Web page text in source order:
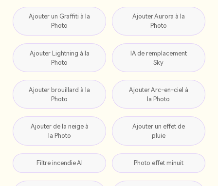
Ajouter un Graffiti à la
Photo
Ajouter Aurora à la
Photo
Ajouter Lightning à la
Photo
IA de remplacement
Sky
Ajouter brouillard à la
Photo
Ajouter Arc-en-ciel à
la Photo
Ajouter de la neige à
la Photo
Ajouter un effet de
pluie
Filtre incendie AI Photo effet minuit